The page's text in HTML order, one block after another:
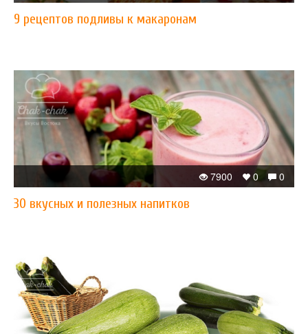
​9 рецептов подливы к макаронам
0
0
7900
30 вкусных и полезных напитков